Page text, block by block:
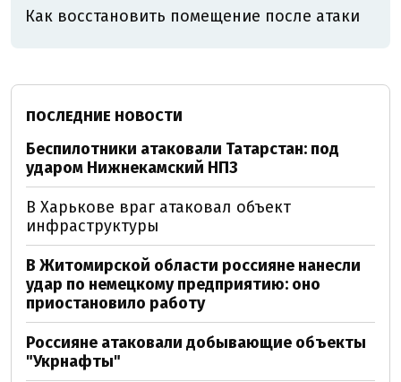
Как восстановить помещение после атаки
ПОСЛЕДНИЕ НОВОСТИ
Беспилотники атаковали Татарстан: под
ударом Нижнекамский НПЗ
В Харькове враг атаковал объект
инфраструктуры
В Житомирской области россияне нанесли
удар по немецкому предприятию: оно
приостановило работу
Россияне атаковали добывающие объекты
"Укрнафты"